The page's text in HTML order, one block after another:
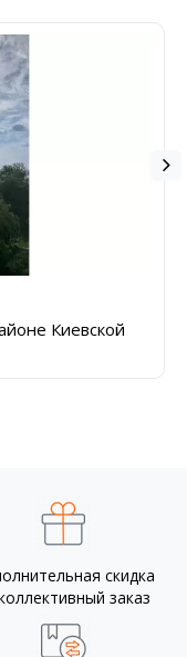
Киевской
скидка
заказ